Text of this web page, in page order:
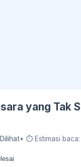
yang Tak
• ⏱ Estimasi baca: